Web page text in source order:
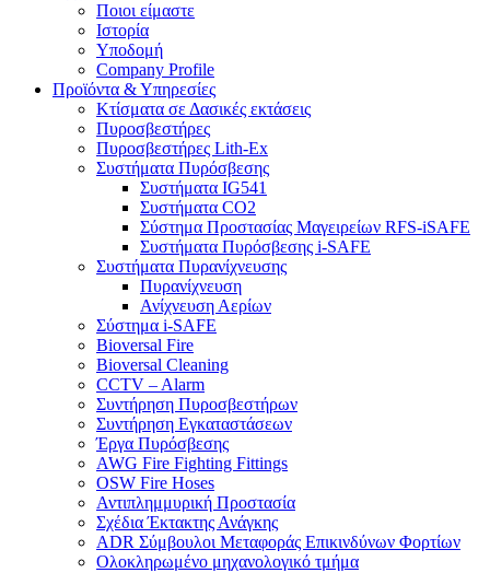
Ποιοι είμαστε
Ιστορία
Υποδομή
Company Profile
Προϊόντα & Υπηρεσίες
Κτίσματα σε Δασικές εκτάσεις
Πυροσβεστήρες
Πυροσβεστήρες Lith-Ex
Συστήματα Πυρόσβεσης
Συστήματα IG541
Συστήματα CO2
Σύστημα Προστασίας Μαγειρείων RFS-iSAFE
Συστήματα Πυρόσβεσης i-SAFE
Συστήματα Πυρανίχνευσης
Πυρανίχνευση
Ανίχνευση Αερίων
Σύστημα i-SAFE
Bioversal Fire
Bioversal Cleaning
CCTV – Alarm
Συντήρηση Πυροσβεστήρων
Συντήρηση Εγκαταστάσεων
Έργα Πυρόσβεσης
AWG Fire Fighting Fittings
OSW Fire Hoses
Αντιπλημμυρική Προστασία
Σχέδια Έκτακτης Ανάγκης
ADR Σύμβουλοι Μεταφοράς Επικινδύνων Φορτίων
Ολοκληρωμένο μηχανολογικό τμήμα